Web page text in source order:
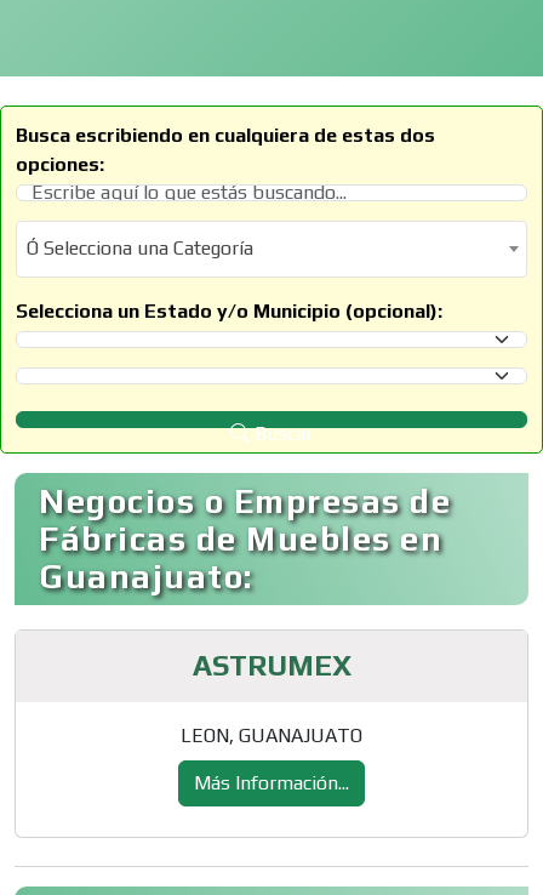
Busca escribiendo en cualquiera de estas dos
opciones:
Ó Selecciona una Categoría
Ó Selecciona una Categoría
Selecciona un Estado y/o Municipio (opcional):
Selecciona un Estado
Selecciona un Municipio
Buscar
Negocios o Empresas de
Fábricas de Muebles en
Guanajuato:
ASTRUMEX
LEON, GUANAJUATO
Más Información...